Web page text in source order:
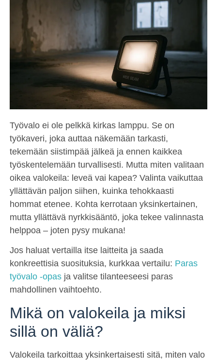
Työvalo ei ole pelkkä kirkas lamppu. Se on
työkaveri, joka auttaa näkemään tarkasti,
tekemään siistimpää jälkeä ja ennen kaikkea
työskentelemään turvallisesti. Mutta miten valitaan
oikea valokeila: leveä vai kapea? Valinta vaikuttaa
yllättävän paljon siihen, kuinka tehokkaasti
hommat etenee. Kohta kerrotaan yksinkertainen,
mutta yllättävä nyrkkisääntö, joka tekee valinnasta
helppoa – joten pysy mukana!
Jos haluat vertailla itse laitteita ja saada
konkreettisia suosituksia, kurkkaa vertailu: Paras
työvalo -opas ja valitse tilanteeseesi paras
mahdollinen vaihtoehto.
Mikä on valokeila ja miksi
sillä on väliä?
Valokeila tarkoittaa yksinkertaisesti sitä, miten valo